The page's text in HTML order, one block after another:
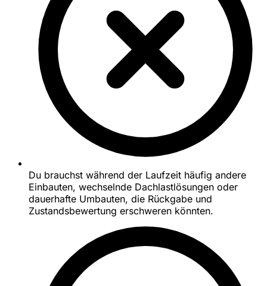
Du brauchst während der Laufzeit häufig andere
Einbauten, wechselnde Dachlastlösungen oder
dauerhafte Umbauten, die Rückgabe und
Zustandsbewertung erschweren könnten.